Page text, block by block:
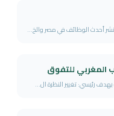
رئيسي: تغيير النظرة ال...